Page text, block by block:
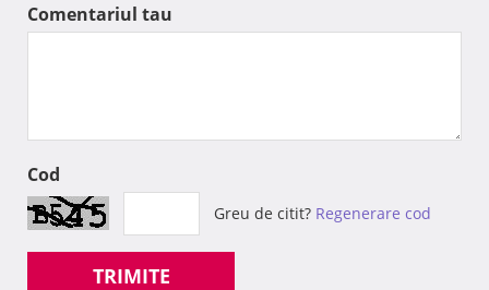
Comentariul tau
Cod
Greu de citit? Regenerare cod
TRIMITE